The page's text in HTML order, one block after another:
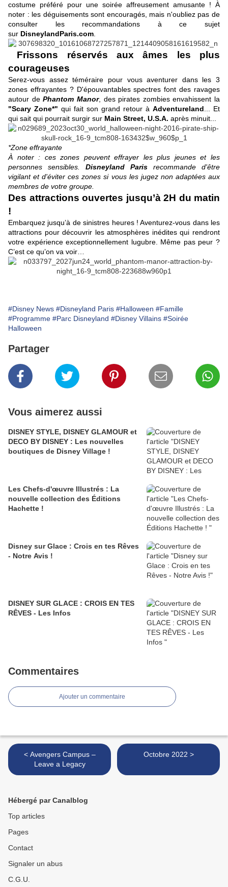
costume préféré pour une soirée affreusement amusante ! À
noter : les déguisements sont encouragés, mais n'oubliez pas de
consulter les recommandations à ce sujet
sur DisneylandParis.com
Frissons réservés aux âmes les plus
courageuses
Serez-vous assez téméraire pour vous aventurer dans les 3
zones effrayantes ? D'épouvantables spectres font des ravages
autour dePhantom Manor, des pirates zombies envahissent la
"Scary Zone*" qui fait son grand retour à Adventureland ... Et
qui sait qui pourrait surgir sur Main Street, U.S.A. après minuit...
*Zone effrayante
À noter : ces zones peuvent effrayer les plus jeunes et les
personnes sensibles. Disneyland Paris recommande d'être
vigilant et d'éviter ces zones si vous les jugez non adaptées aux
membres de votre groupe.
Des attractions ouvertes jusqu’à 2H du matin
!
Embarquez jusqu’à de sinistres heures ! Aventurez-vous dans les
attractions pour découvrir les atmosphères inédites qui rendront
votre expérience exceptionnellement lugubre. Même pas peur ?
C’est ce qu’on va voir…
#Disney News #Disneyland Paris #Halloween #Famille
#Programme #Parc Disneyland #Disney Villains #Soirée
Halloween
Partager
Vous aimerez aussi
DISNEY STYLE, DISNEY GLAMOUR et
DECO BY DISNEY : Les nouvelles
boutiques de Disney Village !
Les Chefs-d'œuvre Illustrés : La
nouvelle collection des Éditions
Hachette !
Disney sur Glace : Crois en tes Rêves
- Notre Avis !
DISNEY SUR GLACE : CROIS EN TES
RÊVES - Les Infos
Commentaires
Ajouter un commentaire
< Avengers Campus –
Leave a Legacy
Octobre 2022 >
Hébergé par Canalblog
Top articles
Pages
Contact
Signaler un abus
C.G.U.